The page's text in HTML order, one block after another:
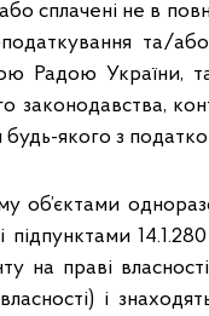
сплачені не в
та/
Радою України,
законодавства,
будь-якого з
об’єктами
підпунктами
на праві
власності) і